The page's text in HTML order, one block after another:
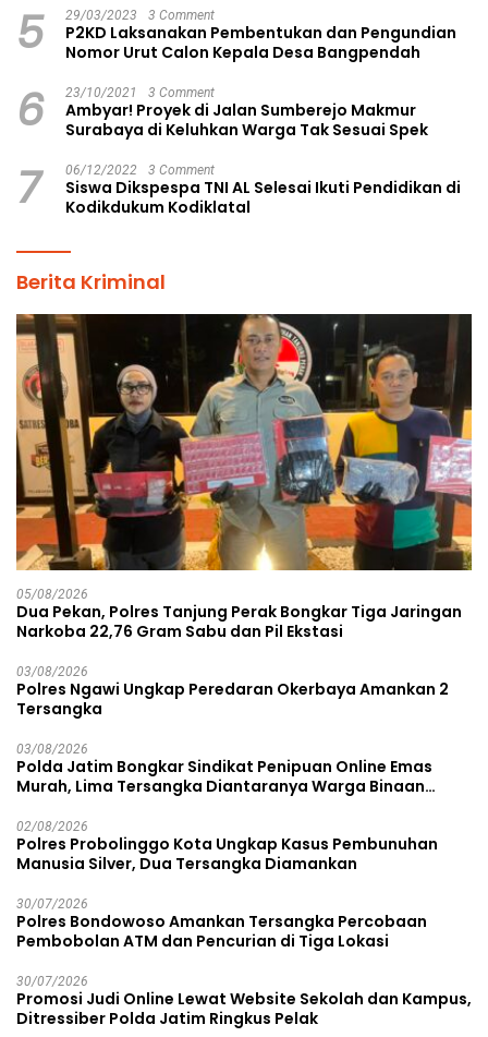
5 29/03/2023 3 Comment
P2KD Laksanakan Pembentukan dan Pengundian
Nomor Urut Calon Kepala Desa Bangpendah
6 23/10/2021 3 Comment
Ambyar! Proyek di Jalan Sumberejo Makmur
Surabaya di Keluhkan Warga Tak Sesuai Spek
7 06/12/2022 3 Comment
Siswa Dikspespa TNI AL Selesai Ikuti Pendidikan di
Kodikdukum Kodiklatal
Berita Kriminal
05/08/2026
Dua Pekan, Polres Tanjung Perak Bongkar Tiga Jaringan
Narkoba 22,76 Gram Sabu dan Pil Ekstasi
03/08/2026
Polres Ngawi Ungkap Peredaran Okerbaya Amankan 2
Tersangka
03/08/2026
Polda Jatim Bongkar Sindikat Penipuan Online Emas
Murah, Lima Tersangka Diantaranya Warga Binaan
02/08/2026
Polres Probolinggo Kota Ungkap Kasus Pembunuhan
Manusia Silver, Dua Tersangka Diamankan
30/07/2026
Polres Bondowoso Amankan Tersangka Percobaan
Pembobolan ATM dan Pencurian di Tiga Lokasi
30/07/2026
Promosi Judi Online Lewat Website Sekolah dan Kampus,
Ditressiber Polda Jatim Ringkus Pelak